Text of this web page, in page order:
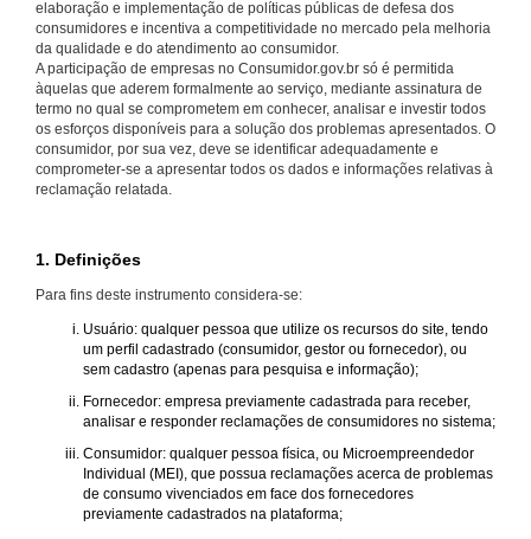
elaboração e implementação de políticas públicas de defesa dos
consumidores e incentiva a competitividade no mercado pela melhoria
da qualidade e do atendimento ao consumidor.
A participação de empresas no Consumidor.gov.br só é permitida
àquelas que aderem formalmente ao serviço, mediante assinatura de
termo no qual se comprometem em conhecer, analisar e investir todos
os esforços disponíveis para a solução dos problemas apresentados. O
consumidor, por sua vez, deve se identificar adequadamente e
comprometer-se a apresentar todos os dados e informações relativas à
reclamação relatada.
1. Definições
Para fins deste instrumento considera-se:
Usuário: qualquer pessoa que utilize os recursos do site, tendo
um perfil cadastrado (consumidor, gestor ou fornecedor), ou
sem cadastro (apenas para pesquisa e informação);
Fornecedor: empresa previamente cadastrada para receber,
analisar e responder reclamações de consumidores no sistema;
Consumidor: qualquer pessoa física, ou Microempreendedor
Individual (MEI), que possua reclamações acerca de problemas
de consumo vivenciados em face dos fornecedores
previamente cadastrados na plataforma;